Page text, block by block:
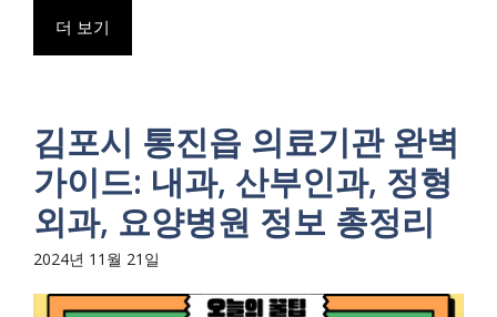
더 보기
김포시 통진읍 의료기관 완벽
가이드: 내과, 산부인과, 정형
외과, 요양병원 정보 총정리
2024년 11월 21일